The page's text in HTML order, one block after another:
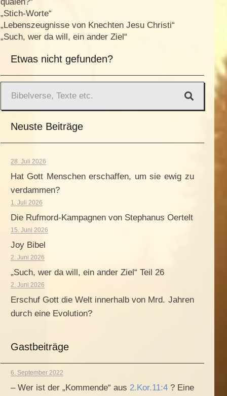
„Stich-Worte“
„Lebenszeugnisse von Knechten Jesu Christi“
„Such, wer da will, ein ander Ziel“
Etwas nicht gefunden?
Neuste Beiträge
28. Juli 2026
Hat Gott Menschen erschaffen, um sie ewig zu
verdammen?
1. Juli 2026
Die Rufmord-Kampagnen von Stephanus Oertelt
15. Juni 2026
Joy Bibel
2. Juni 2026
„Such, wer da will, ein ander Ziel“ Teil 26
2. Juni 2026
Erschuf Gott die Welt innerhalb von Mrd. Jahren
durch eine Evolution?
Gastbeiträge
6. September 2022
– Wer ist der „Kommende“ aus 2.Kor.11:4? Eine